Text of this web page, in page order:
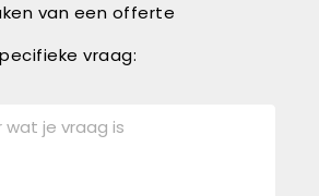
van een offerte
vraag: